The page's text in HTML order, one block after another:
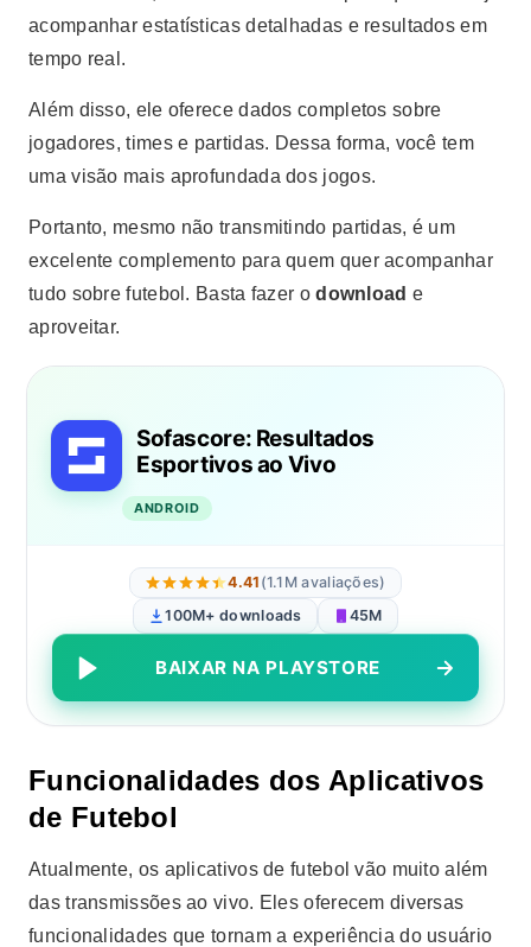
acompanhar estatísticas detalhadas e resultados em
tempo real.
Além disso, ele oferece dados completos sobre
jogadores, times e partidas. Dessa forma, você tem
uma visão mais aprofundada dos jogos.
Portanto, mesmo não transmitindo partidas, é um
excelente complemento para quem quer acompanhar
tudo sobre futebol. Basta fazer odownload e
aproveitar.
Sofascore: Resultados
Esportivos ao Vivo
ANDROID
4.41 (1.1M avaliações)
100M+ downloads
45M
BAIXAR NA PLAYSTORE
Funcionalidades dos Aplicativos
de Futebol
Atualmente, os aplicativos de futebol vão muito além
das transmissões ao vivo. Eles oferecem diversas
funcionalidades que tornam a experiência do usuário